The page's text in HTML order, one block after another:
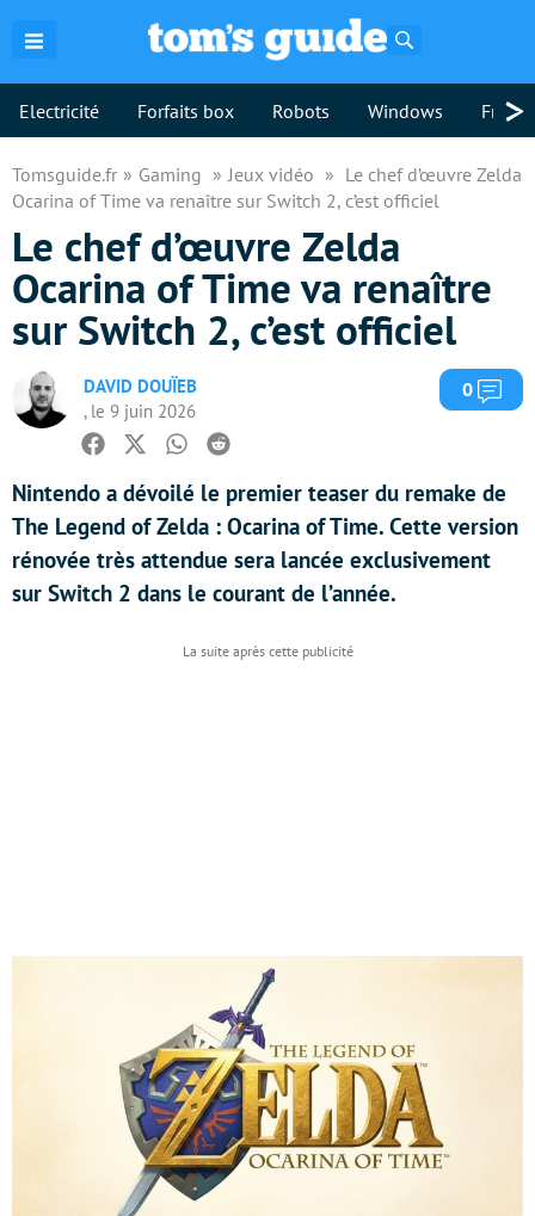
Electricité Forfaits box Robots Windows >
Tomsguide.fr Gaming Jeux vidéo
Le chef d’œuvre Zelda
Ocarina of Time va renaître sur Switch 2, c’est officiel
Le chef d’œuvre Zelda
Ocarina of Time va renaître
sur Switch 2, c’est officiel
DAVID DOUÏEB
, le 9 juin 2026
0
Facebook
TwitterWhatsapp
Reddit
Nintendo a dévoilé le premier teaser du remake de
The Legend of Zelda : Ocarina of Time. Cette version
rénovée très attendue sera lancée exclusivement
sur Switch 2 dans le courant de l’année.